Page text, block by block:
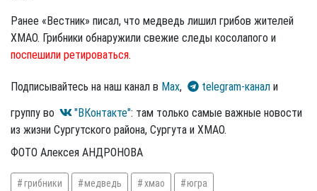
Ранее «Вестник» писал, что медведь лишил грибов жителей
ХМАО. Грибники обнаружили свежие следы косолапого и
поспешили ретироваться.
Подписывайтесь на наш канал в Max, telegram-канал и
группу во
"ВКонтакте": там только самые важные новости
из жизни Сургутского района, Сургута и ХМАО.
ФОТО Алексея АНДРОНОВА
грибники медведь хмао югра